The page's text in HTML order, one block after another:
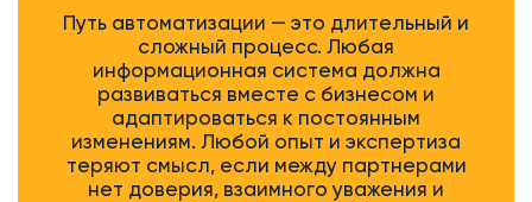
Путь автоматизации — это длительный и
сложный процесс. Любая
информационная система должна
развиваться вместе с бизнесом и
адаптироваться к постоянным
изменениям. Любой опыт и экспертиза
теряют смысл, если между партнерами
нет доверия, взаимного уважения и